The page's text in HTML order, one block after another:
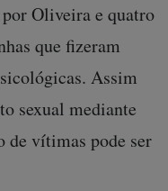
Oliveira e quatro
que fizeram
Assim
sexual mediante
de vítimas pode ser